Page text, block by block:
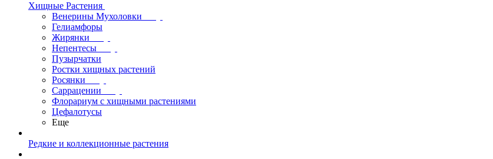
Хищные Растения
Венерины Мухоловки
Гелиамфоры
Жирянки
Непентесы
Пузырчатки
Ростки хищных растений
Росянки
Саррацении
Флорариум с хищными растениями
Цефалотусы
Еще
Редкие и коллекционные растения